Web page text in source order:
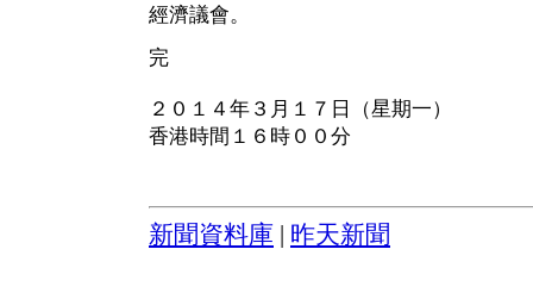
經濟議會。
完
２０１４年３月１７日（星期一）
香港時間１６時００分
新聞資料庫 昨天新聞